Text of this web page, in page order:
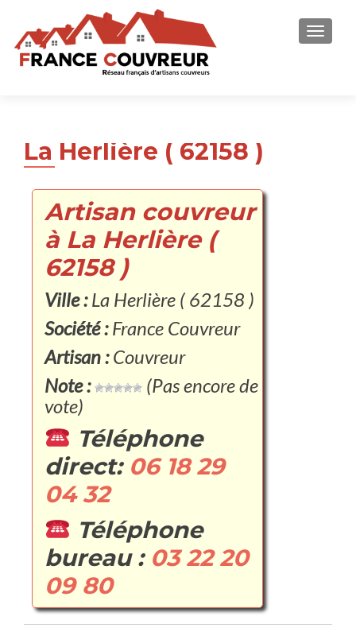
La Herlière ( 62158 )
Artisan couvreur
à La Herlière (
62158 )
Ville :La Herlière ( 62158 )
Société :France Couvreur
Artisan :Couvreur
Note :
(Pas encore de
vote)
Téléphone
direct: 06 18 29
04 32
Téléphone
bureau : 03 22 20
09 80